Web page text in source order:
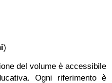
)
del volume è accessibile
Ogni riferimento è